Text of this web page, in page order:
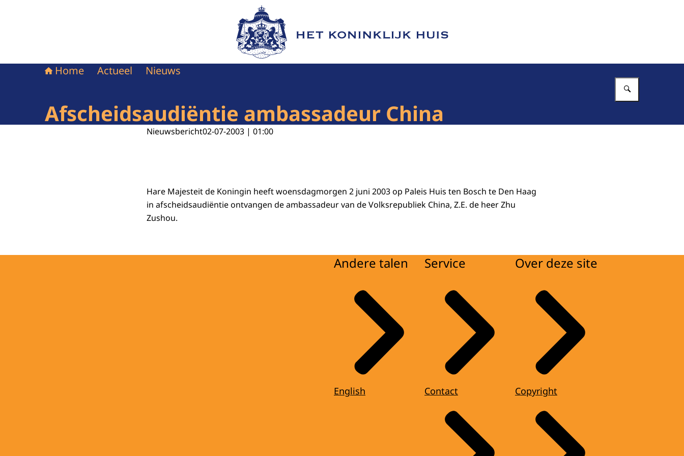
Naar de homepage van Het Koninklijk Huis
Home Actueel Nieuws
Afscheidsaudiëntie ambassadeur China
Nieuwsbericht02-07-2003 | 01:00
Hare Majesteit de Koningin heeft woensdagmorgen 2 juni 2003 op Paleis Huis ten Bosch te Den Haag
in afscheidsaudiëntie ontvangen de ambassadeur van de Volksrepubliek China, Z.E. de heer Zhu
Zushou.
Andere talen
English
Service
Contact
Over deze site
Copyright